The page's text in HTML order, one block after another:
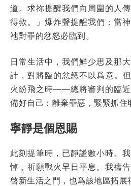
道。求祢提醒我們向周圍的人
得救。」爆炸聲提醒我們：當
祂對罪的忿怒必臨到。
日常生活中，我們鮮少思及那
計，對將臨的忿怒不以爲意。
火紛飛之時——總將審判的臨
備好自己：離棄罪惡，緊緊抓住
寧靜是個恩賜
此刻提筆時，已靜謐數小時。
悼，祈願戰火早日平息。我禱
啓新生活之門，也爲該地區拓展